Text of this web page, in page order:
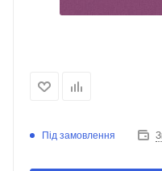
Під замовлення